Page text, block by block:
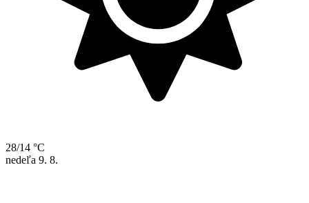
28/14 °C
nedeľa 9. 8.